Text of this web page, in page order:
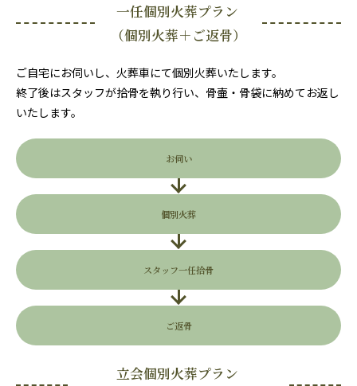
一任個別火葬プラン
（個別火葬＋ご返骨）
ご自宅にお伺いし、火葬車にて個別火葬いたします。
終了後はスタッフが拾骨を執り行い、骨壷・骨袋に納めてお返し
いたします。
お伺い
個別火葬
スタッフ一任拾骨
ご返骨
立会個別火葬プラン